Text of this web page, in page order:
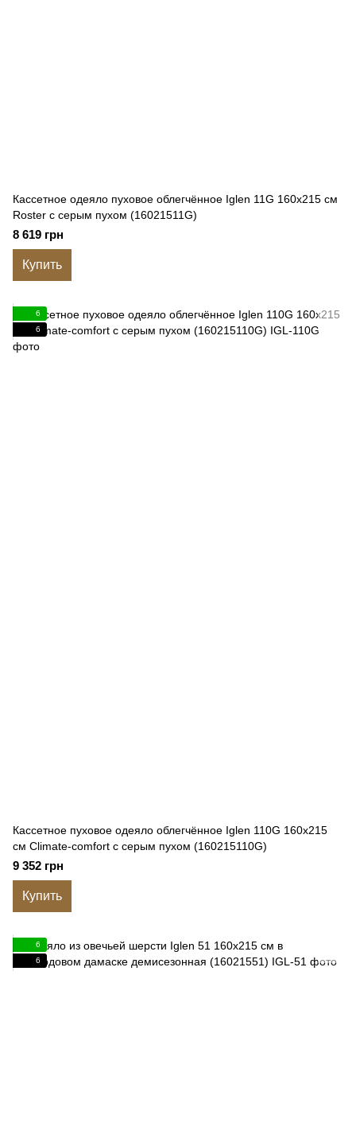
Кассетное одеяло пуховое облегчённое Iglen 11G 160x215 см
Roster с серым пухом (16021511G)
8 619 грн
Купить
6
6
Кассетное пуховое одеяло облегчённое Iglen 110G 160x215
см Climate-comfort с серым пухом (160215110G)
9 352 грн
Купить
6
6